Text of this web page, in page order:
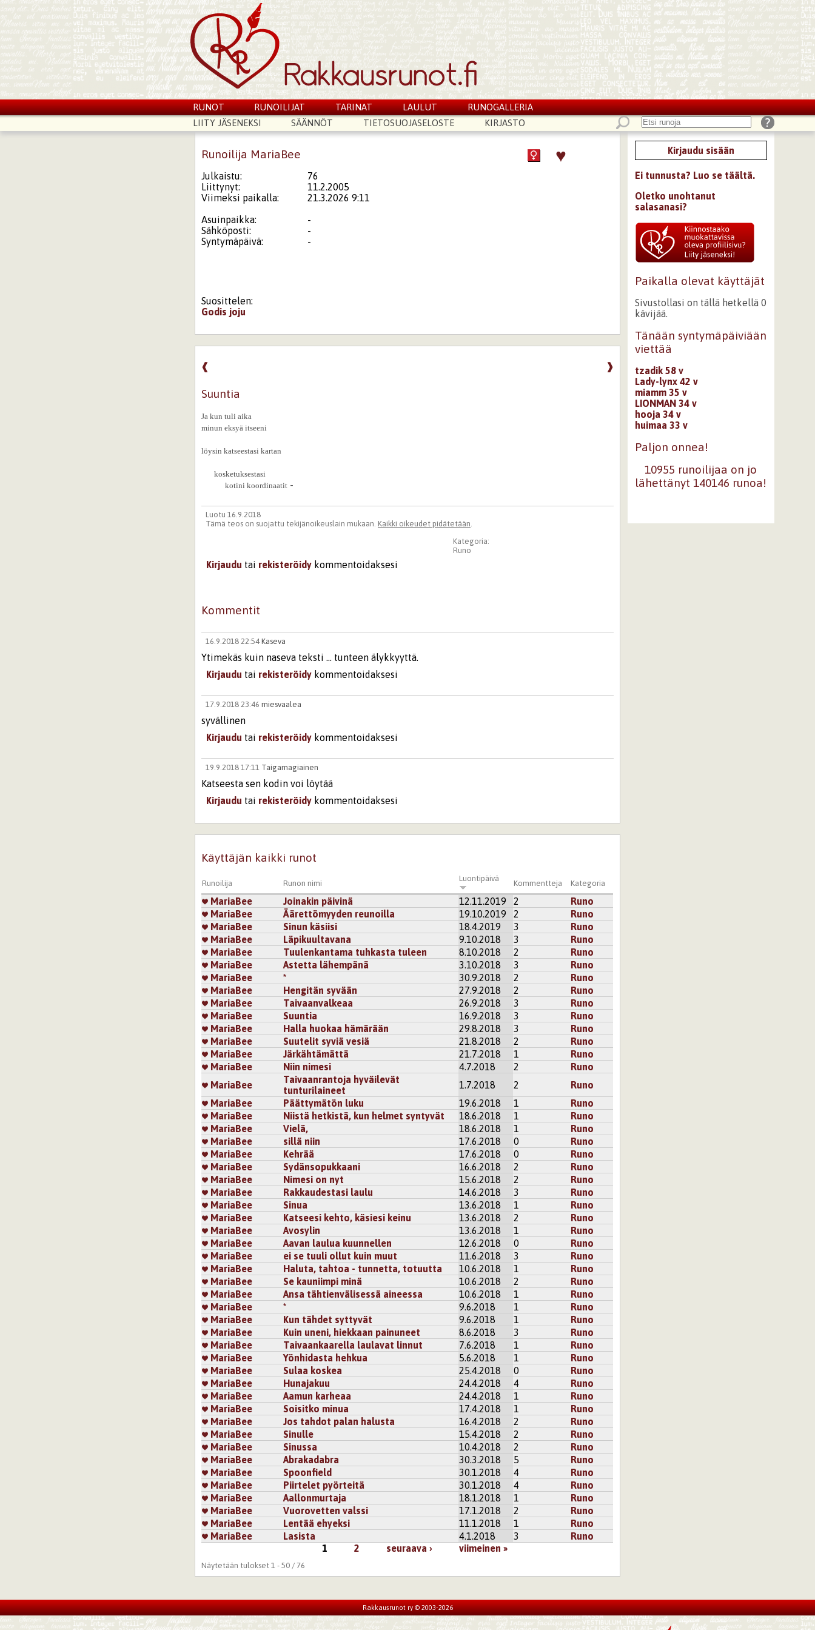
RUNOT RUNOILIJAT TARINAT LAULUT
RUNOGALLERIA
LIITY JÄSENEKSI
SÄÄNNÖT TIETOSUOJASELOSTE KIRJASTO
Runoilija MariaBee ♥
Julkaistu:
76
Liittynyt:
11.2.2005
Viimeksi paikalla:
21.3.2026 9:11
Asuinpaikka:
-
Sähköposti:
-
Syntymäpäivä:
-
Suosittelen:
Godis joju
❱
❰
Suuntia
Ja kun tuli aika
minun eksyä itseeni
löysin katseestasi kartan
kosketuksestasi
kotini koordinaatit -
Luotu 16.9.2018
Tämä teos on suojattu tekijänoikeuslain mukaan. Kaikki oikeudet pidätetään.
Kategoria:
Runo
Kirjaudu tai rekisteröidy kommentoidaksesi
Kommentit
16.9.2018 22:54 Kaseva
Ytimekäs kuin naseva teksti ... tunteen älykkyyttä.
Kirjaudu tai rekisteröidy kommentoidaksesi
17.9.2018 23:46 miesvaalea
syvällinen
Kirjaudu tai rekisteröidy kommentoidaksesi
19.9.2018 17:11 Taigamagiainen
Katseesta sen kodin voi löytää
Kirjaudu tai rekisteröidy kommentoidaksesi
Sivut
Käyttäjän kaikki runot
Runoilija Runon nimi
Luontipäivä
Kommentteja Kategoria
MariaBee Joinakin päivinä 12.11.2019 2
Runo
MariaBee
Äärettömyyden reunoilla 19.10.2019 2
Runo
MariaBee
Sinun käsiisi 18.4.2019 3
Runo
MariaBee
Läpikuultavana 9.10.2018 3
Runo
MariaBee
Tuulenkantama tuhkasta tuleen 8.10.2018 2
Runo
MariaBee
Astetta lähempänä 3.10.2018 3
Runo
MariaBee
* 30.9.2018 2
Runo
MariaBee
Hengitän syvään 27.9.2018 2
Runo
MariaBee
Taivaanvalkeaa 26.9.2018 3
Runo
MariaBee
Suuntia 16.9.2018 3
Runo
MariaBee
Halla huokaa hämärään 29.8.2018 3
Runo
MariaBee
Suutelit syviä vesiä 21.8.2018 2
Runo
MariaBee
Järkähtämättä 21.7.2018 1
Runo
MariaBee
Niin nimesi 4.7.2018 2
Runo
MariaBee
Taivaanrantoja hyväilevät
tunturilaineet
1.7.2018 2
Runo
MariaBee
Päättymätön luku 19.6.2018 1
Runo
MariaBee
Niistä hetkistä, kun helmet syntyvät 18.6.2018 1
Runo
MariaBee
Vielä, 18.6.2018 1
Runo
MariaBee
sillä niin 17.6.2018 0
Runo
MariaBee
Kehrää 17.6.2018 0
Runo
MariaBee
Sydänsopukkaani 16.6.2018 2
Runo
MariaBee
Nimesi on nyt 15.6.2018 2
Runo
MariaBee
Rakkaudestasi laulu 14.6.2018 3
Runo
MariaBee
Sinua 13.6.2018 1
Runo
MariaBee
Katseesi kehto, käsiesi keinu 13.6.2018 2
Runo
MariaBee
Avosylin 13.6.2018 1
Runo
MariaBee
Aavan laulua kuunnellen 12.6.2018 0
Runo
MariaBee
ei se tuuli ollut kuin muut 11.6.2018 3
Runo
MariaBee
Haluta, tahtoa - tunnetta, totuutta 10.6.2018 1
Runo
MariaBee
Se kauniimpi minä 10.6.2018 2
Runo
MariaBee
Ansa tähtienvälisessä aineessa 10.6.2018 1
Runo
MariaBee
* 9.6.2018 1
Runo
MariaBee
Kun tähdet syttyvät 9.6.2018 1
Runo
MariaBee
Kuin uneni, hiekkaan painuneet 8.6.2018 3
Runo
MariaBee
Taivaankaarella laulavat linnut 7.6.2018 1
Runo
MariaBee
Yönhidasta hehkua 5.6.2018 1
Runo
MariaBee
Sulaa koskea 25.4.2018 0
Runo
MariaBee
Hunajakuu 24.4.2018 4
Runo
MariaBee
Aamun karheaa 24.4.2018 1
Runo
MariaBee
Soisitko minua 17.4.2018 1
Runo
MariaBee
Jos tahdot palan halusta 16.4.2018 2
Runo
MariaBee
Sinulle 15.4.2018 2
Runo
MariaBee
Sinussa 10.4.2018 2
Runo
MariaBee
Abrakadabra 30.3.2018 5
Runo
MariaBee
Spoonfield 30.1.2018 4
Runo
MariaBee
Piirtelet pyörteitä 30.1.2018 4
Runo
MariaBee
Aallonmurtaja 18.1.2018 1
Runo
MariaBee
Vuorovetten valssi 17.1.2018 2
Runo
MariaBee
Lentää ehyeksi 11.1.2018 1
Runo
MariaBee
Lasista 4.1.2018 3 Runo
1 2 seuraava › viimeinen »
Näytetään tulokset 1 - 50 / 76
Kirjaudu sisään
Ei tunnusta? Luo se täältä.
Oletko unohtanut
salasanasi?
Paikalla olevat käyttäjät
Sivustollasi on tällä hetkellä 0
kävijää.
Tänään syntymäpäiviään
viettää
tzadik 58 v
Lady-lynx 42 v
miamm 35 v
LIONMAN 34 v
hooja 34 v
huimaa 33 v
Paljon onnea!
10955 runoilijaa on jo
lähettänyt 140146 runoa!
Rakkausrunot ry © 2003-2026